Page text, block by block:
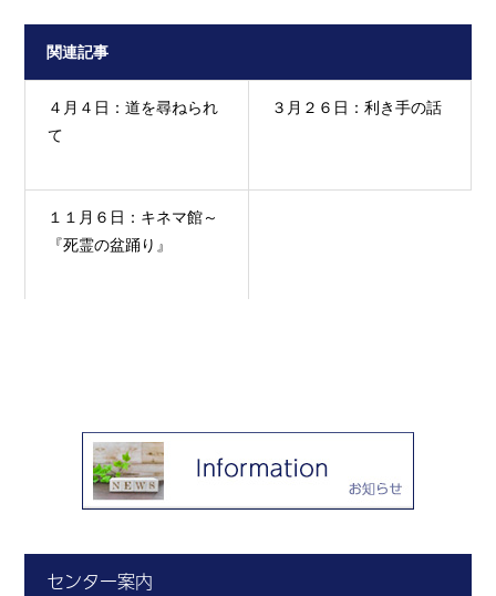
関連記事
４月４日：道を尋ねられ
て
３月２６日：利き手の話
１１月６日：キネマ館～
『死霊の盆踊り』
センター案内